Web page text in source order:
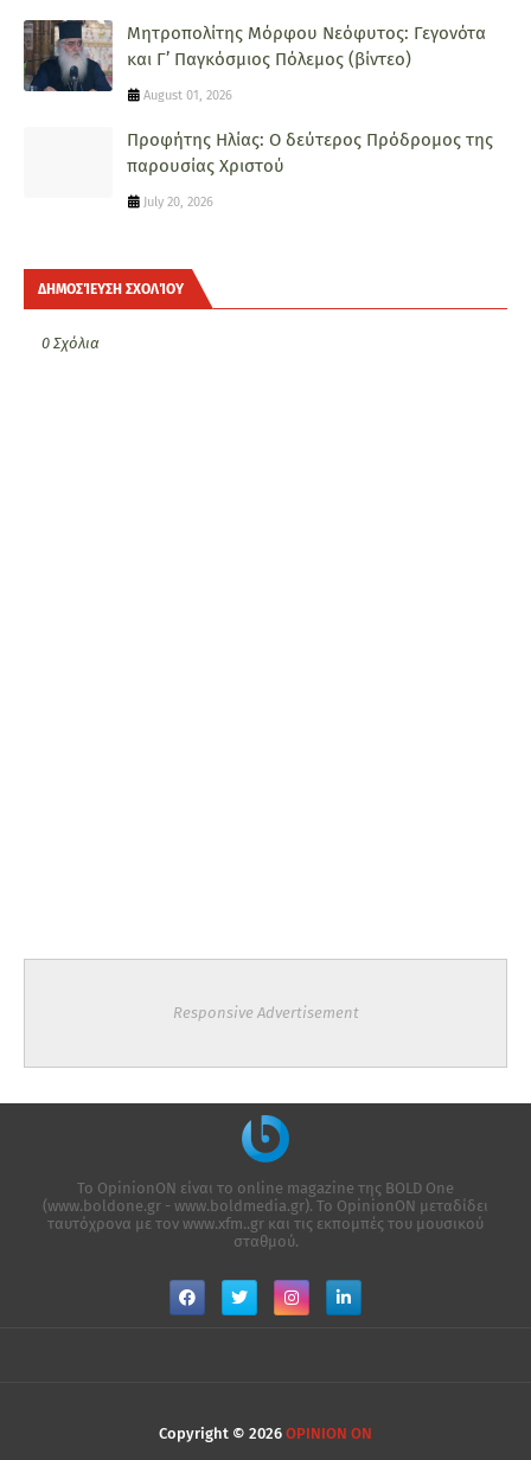
Μητροπολίτης Μόρφου Νεόφυτος: Γεγονότα
και Γ’ Παγκόσμιος Πόλεμος (βίντεο)
August 01, 2026
Προφήτης Ηλίας: Ο δεύτερος Πρόδρομος της
παρουσίας Χριστού
July 20, 2026
ΔΗΜΟΣΊΕΥΣΗ ΣΧΟΛΊΟΥ
0 Σχόλια
Responsive Advertisement
Το OpinionON είναι το online magazine της ΒΟLD One
(www.boldone.gr - www.boldmedia.gr). Το OpinionON μεταδίδει
ταυτόχρονα με τον www.xfm..gr και τις εκπομπές του μουσικού
σταθμού.
Copyright © 2026 OPINION ON